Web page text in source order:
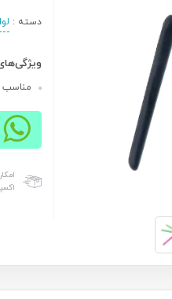
دسته :
مناسب